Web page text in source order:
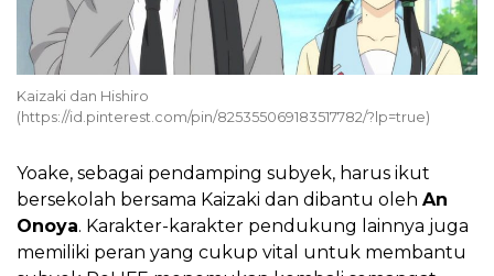
Kaizaki dan Hishiro
(https://id.pinterest.com/pin/825355069183517782/?lp=true)
Yoake, sebagai pendamping subyek, harus ikut
bersekolah bersama Kaizaki dan dibantu oleh An
Onoya. Karakter-karakter pendukung lainnya juga
memiliki peran yang cukup vital untuk membantu